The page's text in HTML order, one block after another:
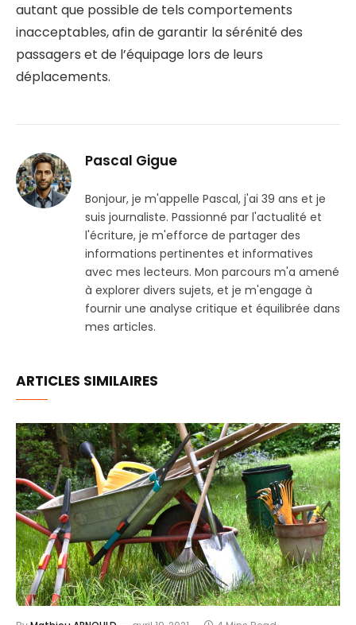
autant que possible de tels comportements
inacceptables, afin de garantir la sérénité des
passagers et de l’équipage lors de leurs
déplacements.
Pascal Gigue
Bonjour, je m'appelle Pascal, j'ai 39 ans et je
suis journaliste. Passionné par l'actualité et
l'écriture, je m'efforce de partager des
informations pertinentes et informatives
avec mes lecteurs. Mon parcours m'a amené
à explorer divers sujets, et je m'engage à
fournir une analyse critique et équilibrée dans
mes articles.
ARTICLES SIMILAIRES